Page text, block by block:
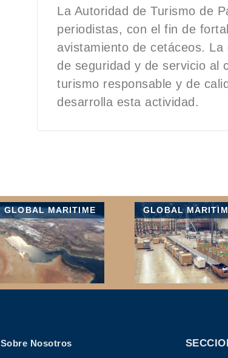
La Autoridad de Turismo de
periodistas, con el fin de
avistamiento de cetáceos.
de seguridad y de servicio al
turismo responsable y de
desarrolla esta actividad.
GLOBAL MARITIME GLOBAL
Sobre Nosotros